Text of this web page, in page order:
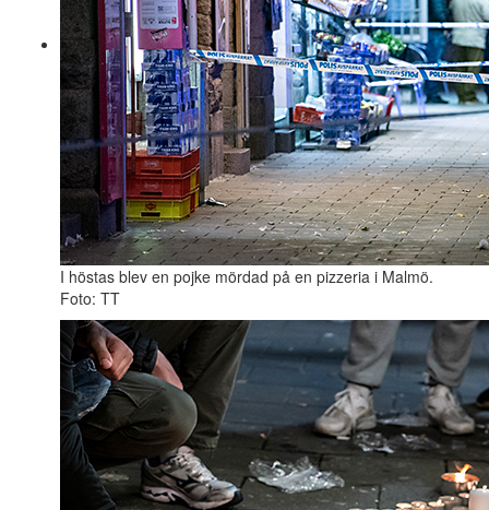
I höstas blev en pojke mördad på en pizzeria i Malmö.
Foto: TT